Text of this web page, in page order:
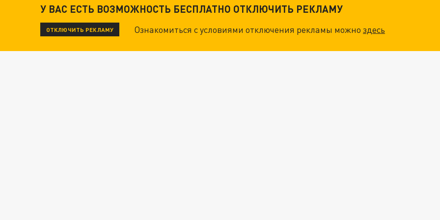
У ВАС ЕСТЬ ВОЗМОЖНОСТЬ БЕСПЛАТНО ОТКЛЮЧИТЬ РЕКЛАМУ
ОТКЛЮЧИТЬ РЕКЛАМУ Ознакомиться с условиями отключения рекламы можноздесь